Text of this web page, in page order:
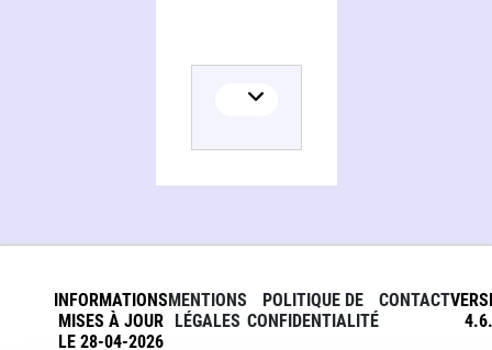
INFORMATIONS
MISES À JOUR
LE 28-04-2026
MENTIONS
LÉGALES
POLITIQUE DE
CONFIDENTIALITÉ
CONTACT